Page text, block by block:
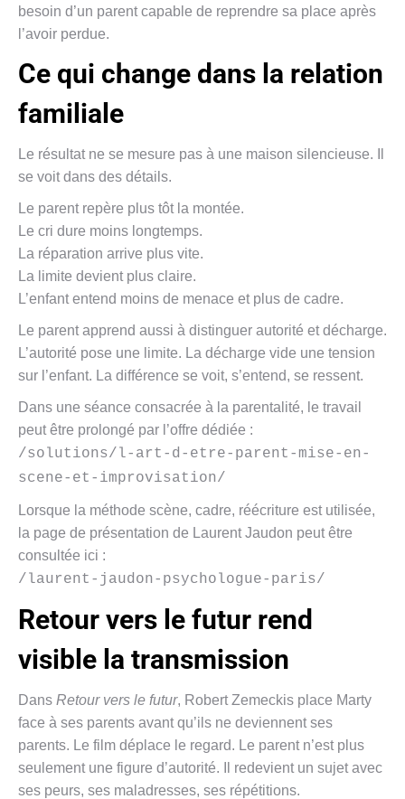
besoin d’un parent capable de reprendre sa place après
l’avoir perdue.
Ce qui change dans la relation
familiale
Le résultat ne se mesure pas à une maison silencieuse. Il
se voit dans des détails.
Le parent repère plus tôt la montée.
Le cri dure moins longtemps.
La réparation arrive plus vite.
La limite devient plus claire.
L’enfant entend moins de menace et plus de cadre.
Le parent apprend aussi à distinguer autorité et décharge.
L’autorité pose une limite. La décharge vide une tension
sur l’enfant. La différence se voit, s’entend, se ressent.
Dans une séance consacrée à la parentalité, le travail
peut être prolongé par l’offre dédiée :
/solutions/l-art-d-etre-parent-mise-en-
scene-et-improvisation/
Lorsque la méthode scène, cadre, réécriture est utilisée,
la page de présentation de Laurent Jaudon peut être
consultée ici :
/laurent-jaudon-psychologue-paris/
Retour vers le futur rend
visible la transmission
Dans Retour vers le futur, Robert Zemeckis place Marty
face à ses parents avant qu’ils ne deviennent ses
parents. Le film déplace le regard. Le parent n’est plus
seulement une figure d’autorité. Il redevient un sujet avec
ses peurs, ses maladresses, ses répétitions.